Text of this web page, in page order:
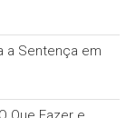
a Sentença em